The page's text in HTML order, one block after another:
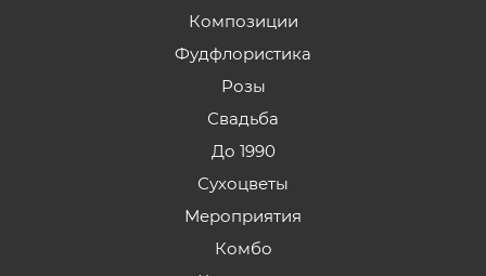
Композиции
Фудфлористика
Розы
Свадьба
До 1990
Сухоцветы
Мероприятия
Комбо